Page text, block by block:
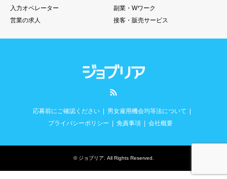
入力オペレーター
副業・Wワーク
営業の求人
接客・販売サービス
応募前にご確認ください
男女雇用機会均等法について
プライバシーポリシー
免責事項 会社概要
© ジョブリア . All Rights Reserved.